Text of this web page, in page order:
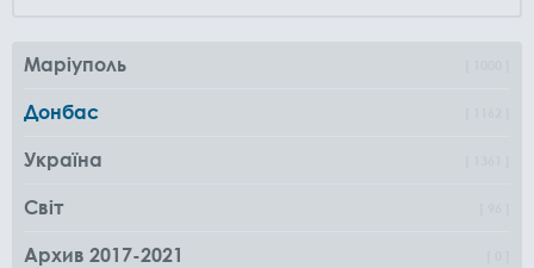
Маріуполь
Донбас
Україна
Світ
Архив 2017-2021